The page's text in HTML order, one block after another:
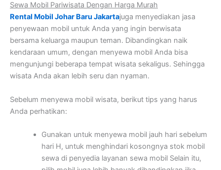
Sewa Mobil Pariwisata Dengan Harga Murah
Rental Mobil Johar Baru Jakartajuga menyediakan jasa
penyewaan mobil untuk Anda yang ingin berwisata
bersama keluarga maupun teman. Dibandingkan naik
kendaraan umum, dengan menyewa mobil Anda bisa
mengunjungi beberapa tempat wisata sekaligus. Sehingga
wisata Anda akan lebih seru dan nyaman.
Sebelum menyewa mobil wisata, berikut tips yang harus
Anda perhatikan:
Gunakan untuk menyewa mobil jauh hari sebelum
hari H, untuk menghindari kosongnya stok mobil
sewa di penyedia layanan sewa mobil Selain itu,